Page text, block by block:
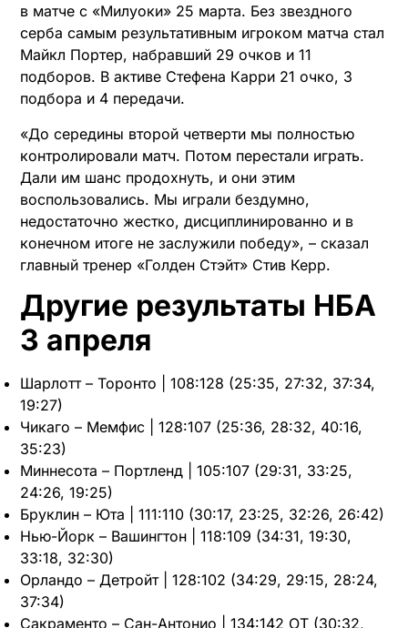
в матче с «Милуоки» 25 марта. Без звездного
серба самым результативным игроком матча стал
Майкл Портер, набравший 29 очков и 11
подборов. В активе Стефена Карри 21 очко, 3
подбора и 4 передачи.
«До середины второй четверти мы полностью
контролировали матч. Потом перестали играть.
Дали им шанс продохнуть, и они этим
воспользовались. Мы играли бездумно,
недостаточно жестко, дисциплинированно и в
конечном итоге не заслужили победу», – сказал
главный тренер «Голден Стэйт» Стив Керр.
Другие результаты НБА
3 апреля
Шарлотт – Торонто | 108:128 (25:35, 27:32, 37:34,
19:27)
Чикаго – Мемфис | 128:107 (25:36, 28:32, 40:16,
35:23)
Миннесота – Портленд | 105:107 (29:31, 33:25,
24:26, 19:25)
Бруклин – Юта | 111:110 (30:17, 23:25, 32:26, 26:42)
Нью-Йорк – Вашингтон | 118:109 (34:31, 19:30,
33:18, 32:30)
Орландо – Детройт | 128:102 (34:29, 29:15, 28:24,
37:34)
Сакраменто – Сан-Антонио | 134:142 OT (30:32,